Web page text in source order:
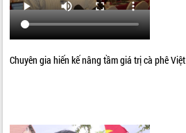
Chuyên gia hiến kế nâng tầm giá trị cà phê Việt